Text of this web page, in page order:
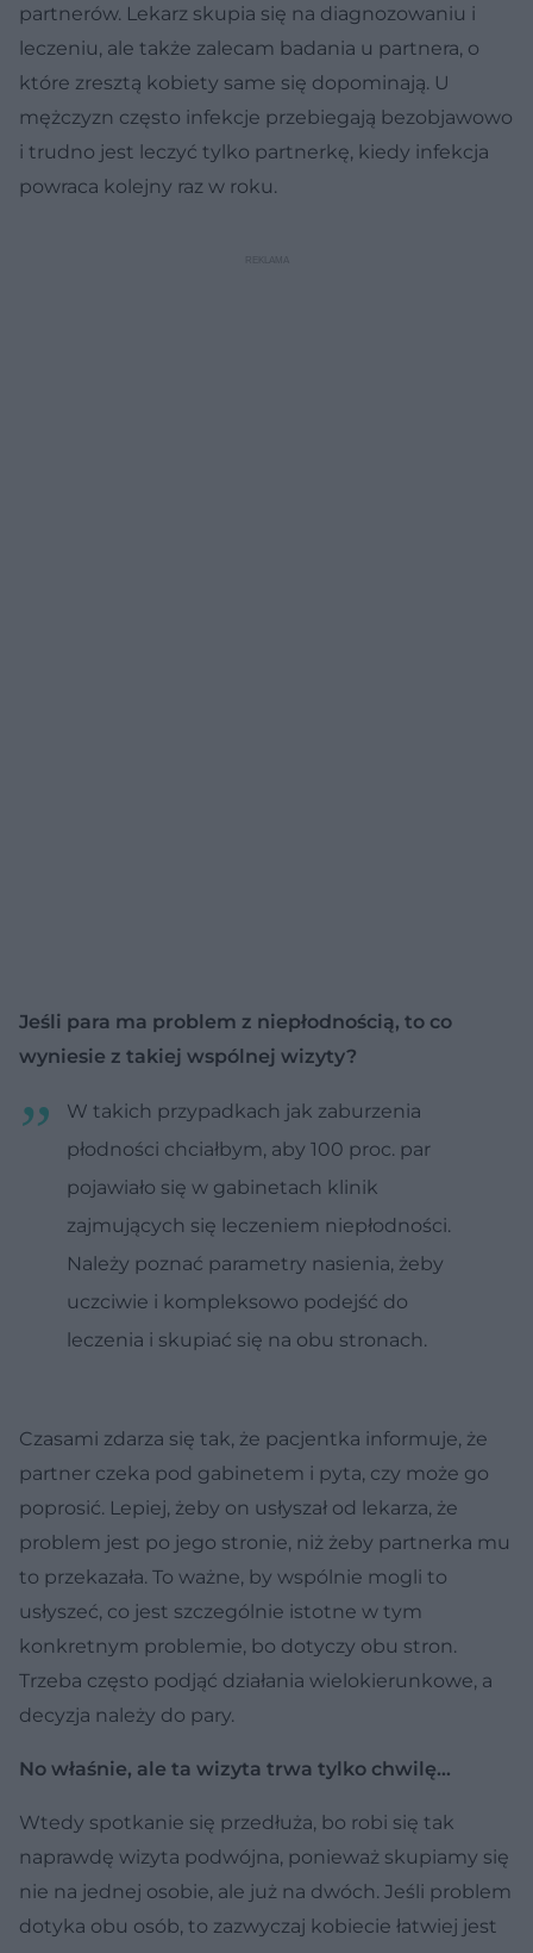
partnerów. Lekarz skupia się na diagnozowaniu i
leczeniu, ale także zalecam badania u partnera, o
które zresztą kobiety same się dopominają. U
mężczyzn często infekcje przebiegają bezobjawowo
i trudno jest leczyć tylko partnerkę, kiedy infekcja
powraca kolejny raz w roku.
Jeśli para ma problem z niepłodnością, to co
wyniesie z takiej wspólnej wizyty?
W takich przypadkach jak zaburzenia
płodności chciałbym, aby 100 proc. par
pojawiało się w gabinetach klinik
zajmujących się leczeniem niepłodności.
Należy poznać parametry nasienia, żeby
uczciwie i kompleksowo podejść do
leczenia i skupiać się na obu stronach.
Czasami zdarza się tak, że pacjentka informuje, że
partner czeka pod gabinetem i pyta, czy może go
poprosić. Lepiej, żeby on usłyszał od lekarza, że
problem jest po jego stronie, niż żeby partnerka mu
to przekazała. To ważne, by wspólnie mogli to
usłyszeć, co jest szczególnie istotne w tym
konkretnym problemie, bo dotyczy obu stron.
Trzeba często podjąć działania wielokierunkowe, a
decyzja należy do pary.
No właśnie, ale ta wizyta trwa tylko chwilę…
Wtedy spotkanie się przedłuża, bo robi się tak
naprawdę wizyta podwójna, ponieważ skupiamy się
nie na jednej osobie, ale już na dwóch. Jeśli problem
dotyka obu osób, to zazwyczaj kobiecie łatwiej jest